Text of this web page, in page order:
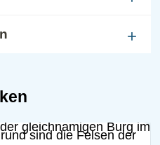
wendet sich nach